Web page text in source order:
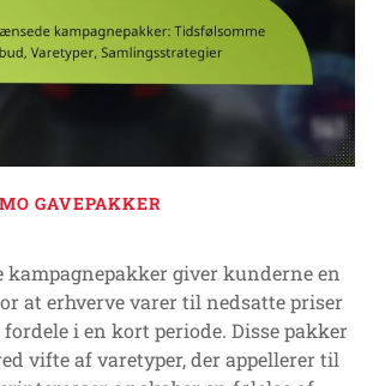
GAVEPAKKER
kampagnepakker giver kunderne en
at erhverve varer til nedsatte priser
i en kort periode. Disse pakker
vifte af varetyper, der appellerer til